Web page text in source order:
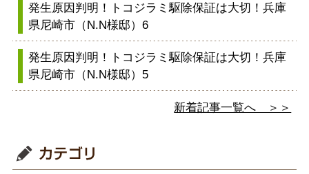
発生原因判明！トコジラミ駆除保証は大切！兵庫
県尼崎市（N.N様邸）6
発生原因判明！トコジラミ駆除保証は大切！兵庫
県尼崎市（N.N様邸）5
新着記事一覧へ ＞＞